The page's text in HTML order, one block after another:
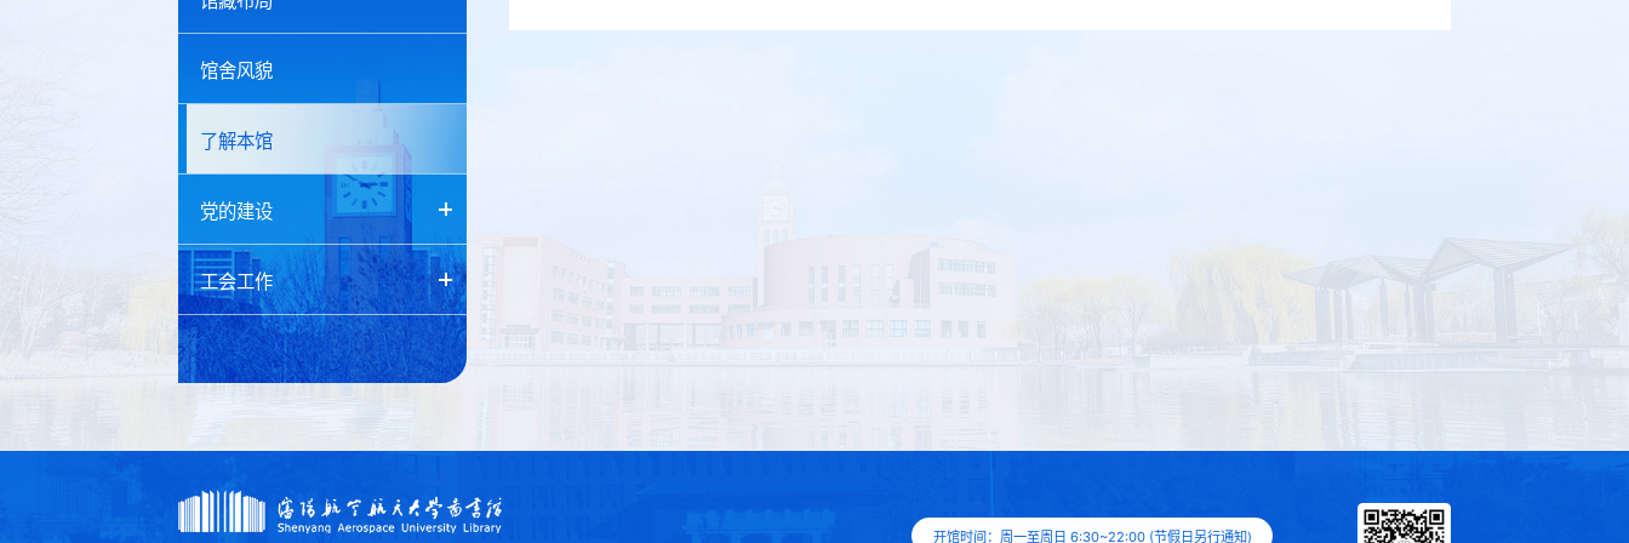
馆舍风貌
了解本馆
党的建设
工会工作
开馆时间：周一至周日 6:30~22:00 (节假日另行通知)